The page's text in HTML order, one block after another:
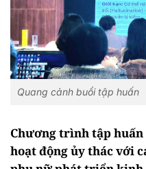
Quang cảnh buổi tập huấn
Chương trình tập
hoạt động ủy thác với